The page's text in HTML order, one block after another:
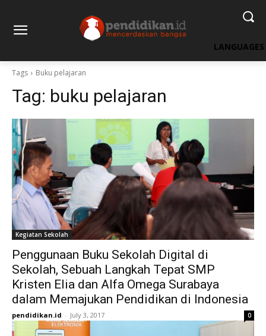
LANGUAGES
Tags Buku pelajaran
Tag: buku pelajaran
Kegiatan Sekolah
Penggunaan Buku Sekolah Digital di
Sekolah, Sebuah Langkah Tepat SMP
Kristen Elia dan Alfa Omega Surabaya
dalam Memajukan Pendidikan di Indonesia
pendidikan.id - July 3, 2017 0